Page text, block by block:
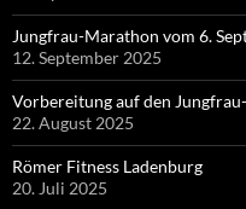
Jungfrau-Marathon vom 6.
12. September 2025
Vorbereitung auf den
22. August 2025
Römer Fitness Ladenburg
20. Juli 2025